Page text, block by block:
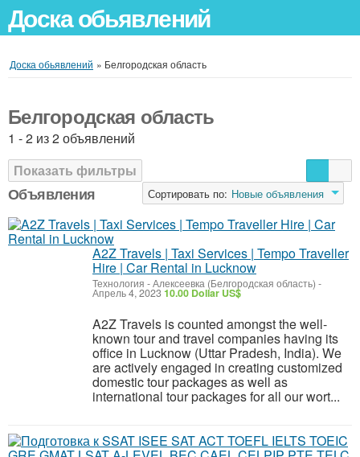
Доска обьявлений
Доска обьявлений » Белгородская область
Белгородская область
1 - 2 из 2 объявлений
Показать фильтры
Сортировать по: Новые объявления
Объявления
A2Z Travels | Taxi Services | Tempo Traveller
Hire | Car Rental in Lucknow
Технология -Алексеевка (Белгородская область) -
Апрель 4, 202310.00 Dollar US$
A2Z Travels is counted amongst the well-
known tour and travel companies having its
office in Lucknow (Uttar Pradesh, India). We
are actively engaged in creating customized
domestic tour packages as well as
international tour packages for all our wort...